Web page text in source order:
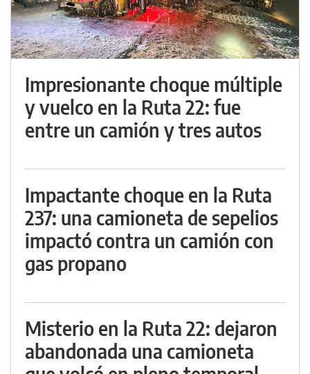
Impresionante choque múltiple
y vuelco en la Ruta 22: fue
entre un camión y tres autos
Impactante choque en la Ruta
237: una camioneta de sepelios
impactó contra un camión con
gas propano
Misterio en la Ruta 22: dejaron
abandonada una camioneta